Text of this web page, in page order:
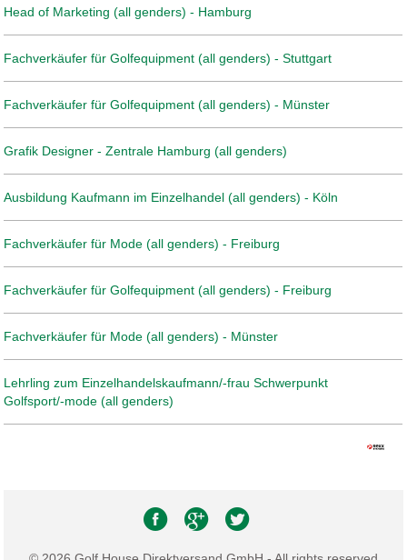
Head of Marketing (all genders) - Hamburg
Fachverkäufer für Golfequipment (all genders) - Stuttgart
Fachverkäufer für Golfequipment (all genders) - Münster
Grafik Designer - Zentrale Hamburg (all genders)
Ausbildung Kaufmann im Einzelhandel (all genders) - Köln
Fachverkäufer für Mode (all genders) - Freiburg
Fachverkäufer für Golfequipment (all genders) - Freiburg
Fachverkäufer für Mode (all genders) - Münster
Lehrling zum Einzelhandelskaufmann/-frau Schwerpunkt
Golfsport/-mode (all genders)